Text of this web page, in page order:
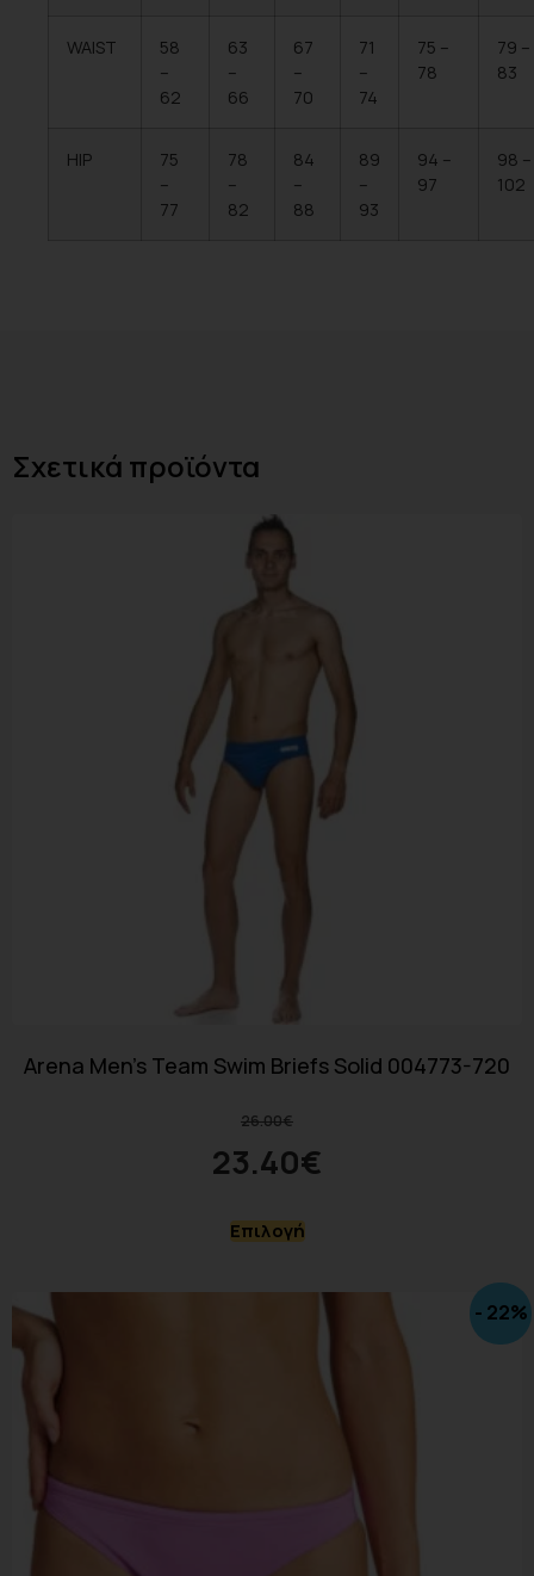
WAIST
58
–
62
63
–
66
67
–
70
71
–
74
75 –
78
79 –
83
HIP
75
–
77
78
–
82
84
–
88
89
–
93
94 –
97
98 –
102
Σχετικά προϊόντα
Arena Men’s Team Swim Briefs Solid 004773-720
26.00€
23.40€
Επιλογή
- 22%